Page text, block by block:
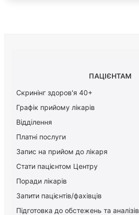
ПАЦІЄНТАМ
Скринінг здоров'я 40+
Графік прийому лікарів
Відділення
Платні послуги
Запис на прийом до лікаря
Стати пацієнтом Центру
Поради лікарів
Запити пацієнтів/фахівців
Підготовка до обстежень та аналізів